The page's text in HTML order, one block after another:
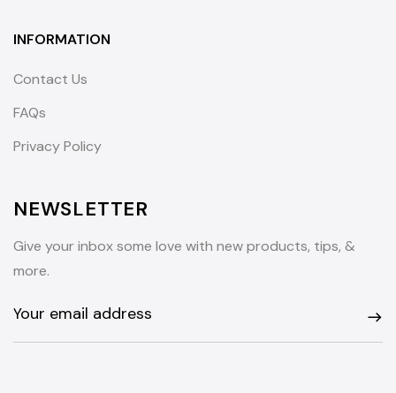
INFORMATION
Contact Us
FAQs
Privacy Policy
NEWSLETTER
Give your inbox some love with new products, tips, &
more.